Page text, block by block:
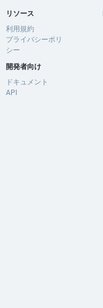
リソース
利用規約
プライバシーポリ
シー
開発者向け
ドキュメント
API